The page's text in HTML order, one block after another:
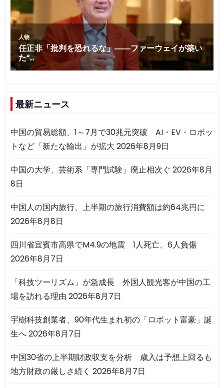
最新ニュース
中国の貿易総額、1～7月で30兆元突破 AI・EV・ロボッ
トなど「新たな輸出」が拡大 2026年8月9日
中国の大学、芸術系「専門試験」廃止相次ぐ 2026年8月
8日
中国人の国内旅行、上半期の旅行消費額は約64兆円に
2026年8月8日
四川省宜賓市高県でM4.9の地震 1人死亡、6人負傷
2026年8月7日
「科技ツーリズム」が急成長 外国人観光客が中国の工
場を訪れる理由 2026年8月7日
宇樹科技創業者、90年代生まれ初の「ロボット富豪」誕
生へ2026年8月7日
中国30省の上半期財政収支を分析 歳入は予想上回るも
地方財政の厳しさ続く 2026年8月7日